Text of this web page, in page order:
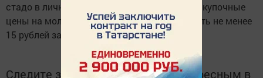
стадо в личных хозяйствах, но и поднять закупочные
цены на молоко, которые должны достигнуть не менее
15 рублей за килограмм продукции.
Следите за самым важным и интересным в